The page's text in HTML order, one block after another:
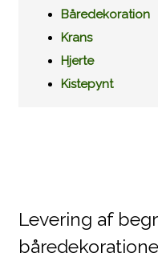
Båredekoration
Krans
Hjerte
Kistepynt
Levering af